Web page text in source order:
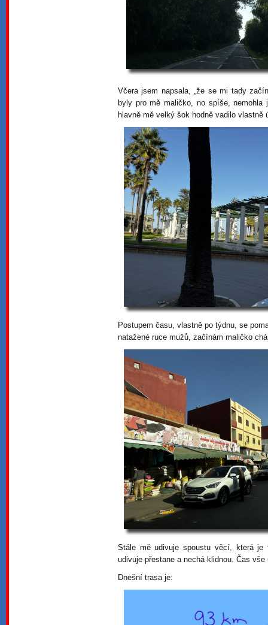
Včera jsem napsala, „že se mi tady
byly pro mě maličko, no spíše,
hlavně mě velký šok hodně vadilo vlastně
Postupem času, vlastně po týdnu, se
natažené ruce mužů, začínám maličko
Stále mě udivuje spoustu věcí, která
udivuje přestane a nechá klidnou. Čas vše
Dnešní trasa je: